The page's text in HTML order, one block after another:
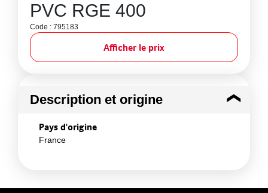
PVC RGE 400
Code : 795183
Afficher le prix
Description et origine
Pays d'origine
France